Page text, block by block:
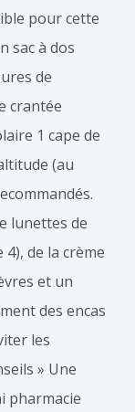
pour cette
sac à dos
de
crantée
1 cape de
(au
lunettes de
de la crème
et un
des encas
les
» Une
pharmacie